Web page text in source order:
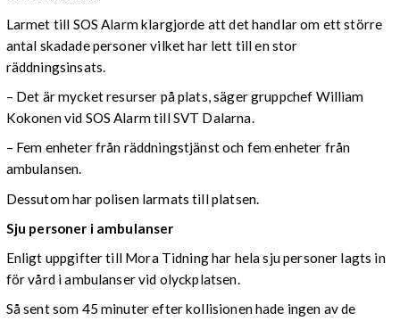
Larmet till SOS Alarm klargjorde att det handlar om ett större
antal skadade personer vilket har lett till en stor
räddningsinsats.
– Det är mycket resurser på plats, säger gruppchef William
Kokonen vid SOS Alarm till SVT Dalarna.
– Fem enheter från räddningstjänst och fem enheter från
ambulansen.
Dessutom har polisen larmats till platsen.
Sju personer i ambulanser
Enligt uppgifter till Mora Tidning har hela sju personer lagts in
för vård i ambulanser vid olyckplatsen.
Så sent som 45 minuter efter kollisionen hade ingen av de